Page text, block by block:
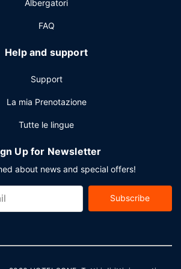
accesso gratuito a Internet via cavo,
check-out veloce. Stai pianificando un
di spazio con un'area per conferenze
navetta per l'aeroporto (andata e
Albergatori
FAQ
Help and support
Support
La mia Prenotazione
Tutte le lingue
Up for Newsletter
about news and special offers!
Subscribe